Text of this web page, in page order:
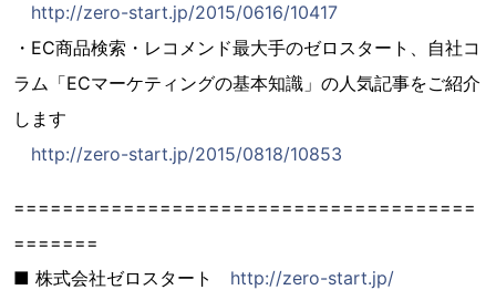
http://zero-start.jp/2015/0616/10417
・EC商品検索・レコメンド最大手のゼロスタート、自社コ
ラム「ECマーケティングの基本知識」の人気記事をご紹介
します
http://zero-start.jp/2015/0818/10853
======================================
=======
■ 株式会社ゼロスタート http://zero-start.jp/